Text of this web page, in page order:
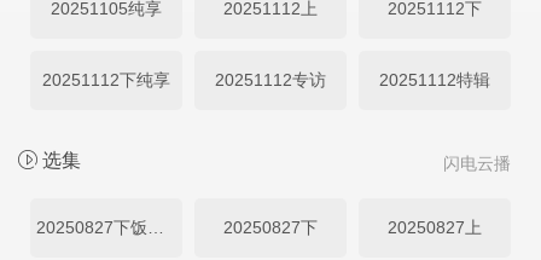
20251105纯享 20251112上 20251112下
20251112下纯享 20251112专访 20251112特辑
闪电云播
选集
20250827下 20250827上